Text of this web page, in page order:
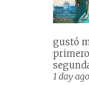
gustó
1 day ago